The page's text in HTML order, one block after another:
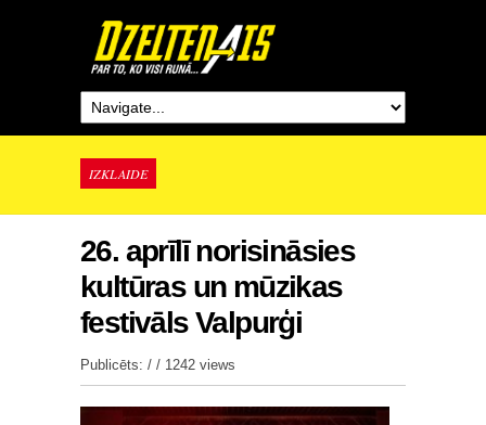
IZKLAIDE
26. aprīlī norisināsies
kultūras un mūzikas
festivāls Valpurģi
Publicēts: / / 1242 views